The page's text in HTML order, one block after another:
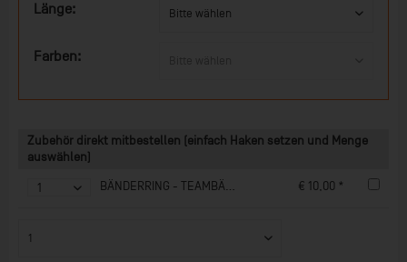
Länge:
Farben:
Zubehör direkt mitbestellen (einfach Haken setzen und Menge
auswählen)
BÄNDERRING - TEAMBÄNDER € 10,00 *